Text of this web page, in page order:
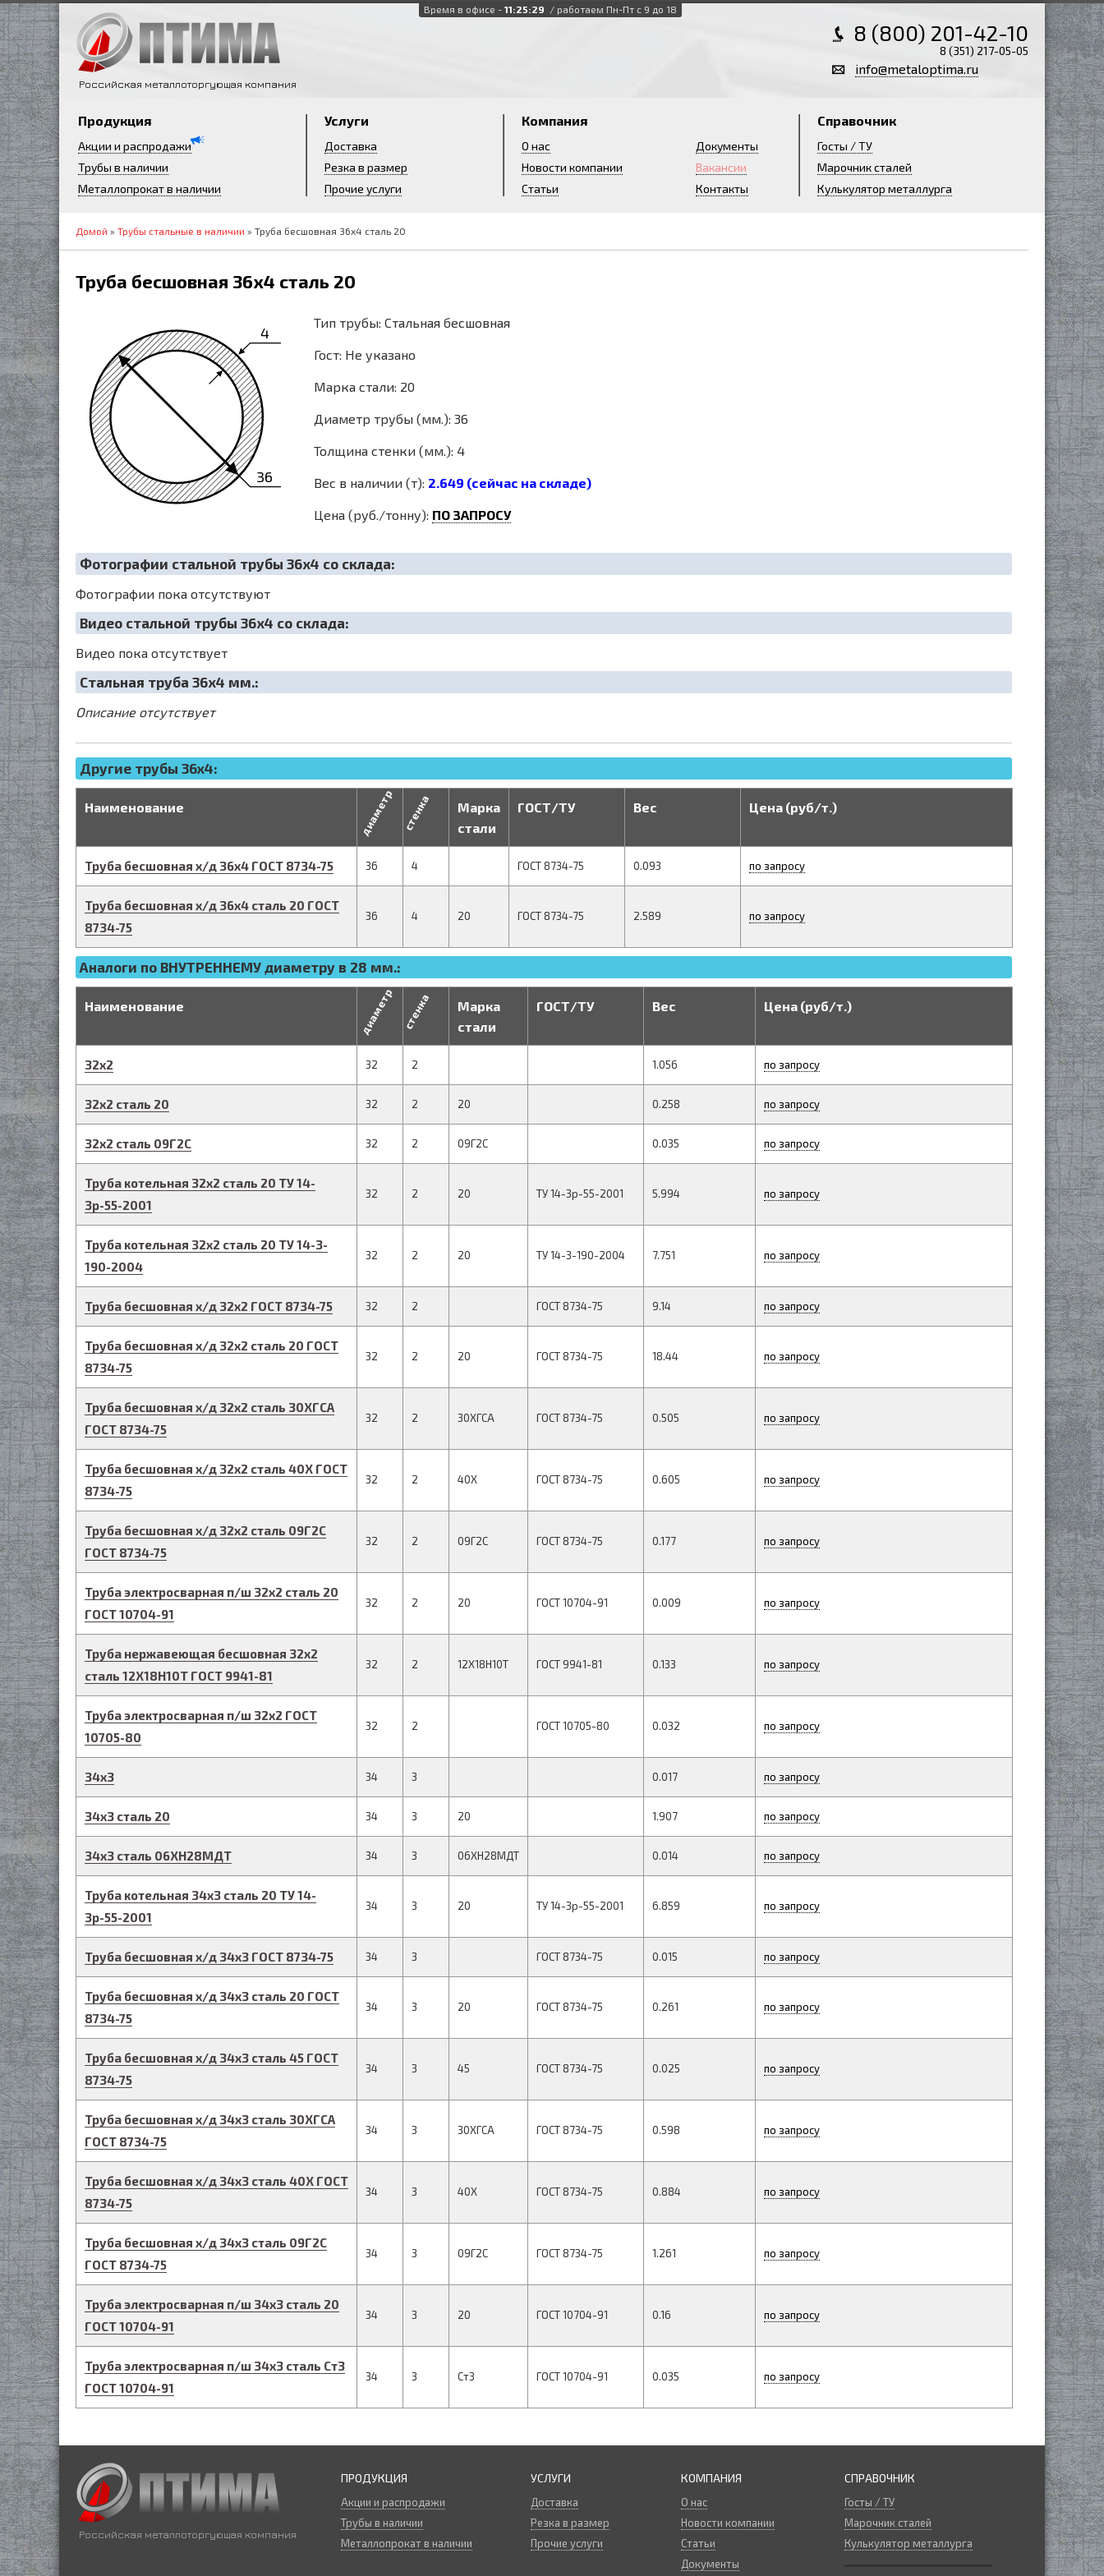
Время в офисе - 11:25:29 / работаем Пн-Пт с 9 до 18
Российская металлоторгующая компания
8 (800) 201-42-10
8 (351) 217-05-05
info@metaloptima.ru
Продукция
Акции и распродажи
Трубы в наличии
Металлопрокат в наличии
Услуги
Доставка
Резка в размер
Прочие услуги
Компания
О нас
Новости компании
Статьи
Документы
Вакансии
Контакты
Справочник
Госты / ТУ
Марочник сталей
Кулькулятор металлурга
Домой » Трубы стальные в наличии » Труба бесшовная 36х4 сталь 20
Труба бесшовная 36х4 сталь 20
36
4
Тип трубы: Стальная бесшовная
Гост: Не указано
Марка стали: 20
Диаметр трубы (мм.): 36
Толщина стенки (мм.): 4
Вес в наличии (т): 2.649 (сейчас на складе)
Цена (руб./тонну): ПО ЗАПРОСУ
Фотографии стальной трубы 36х4 со склада:
Фотографии пока отсутствуют
Видео стальной трубы 36х4 со склада:
Видео пока отсутствует
Cтальная труба 36х4 мм.:
Описание отсутствует
Другие трубы 36x4:
Наименование диаметр стенка
Марка
стали
ГОСТ/ТУ Вес Цена (руб/т.)
Труба бесшовная х/д 36х4 ГОСТ 8734-75 36 4 ГОСТ 8734-75 0.093 по запросу
Труба бесшовная х/д 36х4 сталь 20 ГОСТ
8734-75
36 4 20 ГОСТ 8734-75 2.589 по запросу
Аналоги по ВНУТРЕННЕМУ диаметру в 28 мм.:
Наименование диаметр стенка
Марка
стали
ГОСТ/ТУ Вес Цена (руб/т.)
32х2 32 2 1.056 по запросу
32х2 сталь 20 32 2 20 0.258 по запросу
32х2 сталь 09Г2С 32 2 09Г2С 0.035 по запросу
Труба котельная 32х2 сталь 20 ТУ 14-
3р-55-2001
32 2 20 ТУ 14-3р-55-2001 5.994 по запросу
Труба котельная 32х2 сталь 20 ТУ 14-3-
190-2004
32 2 20 ТУ 14-3-190-2004 7.751 по запросу
Труба бесшовная х/д 32х2 ГОСТ 8734-75 32 2 ГОСТ 8734-75 9.14 по запросу
Труба бесшовная х/д 32х2 сталь 20 ГОСТ
8734-75
32 2 20 ГОСТ 8734-75 18.44 по запросу
Труба бесшовная х/д 32х2 сталь 30ХГСА
ГОСТ 8734-75
32 2 30ХГСА ГОСТ 8734-75 0.505 по запросу
Труба бесшовная х/д 32х2 сталь 40Х ГОСТ
8734-75
32 2 40Х ГОСТ 8734-75 0.605 по запросу
Труба бесшовная х/д 32х2 сталь 09Г2С
ГОСТ 8734-75
32 2 09Г2С ГОСТ 8734-75 0.177 по запросу
Труба электросварная п/ш 32х2 сталь 20
ГОСТ 10704-91
32 2 20 ГОСТ 10704-91 0.009 по запросу
Труба нержавеющая бесшовная 32х2
сталь 12Х18Н10Т ГОСТ 9941-81
32 2 12Х18Н10Т ГОСТ 9941-81 0.133 по запросу
Труба электросварная п/ш 32х2 ГОСТ
10705-80
32 2 ГОСТ 10705-80 0.032 по запросу
34х3 34 3 0.017 по запросу
34х3 сталь 20 34 3 20 1.907 по запросу
34х3 сталь 06ХН28МДТ 34 3 06ХН28МДТ 0.014 по запросу
Труба котельная 34х3 сталь 20 ТУ 14-
3р-55-2001
34 3 20 ТУ 14-3р-55-2001 6.859 по запросу
Труба бесшовная х/д 34х3 ГОСТ 8734-75 34 3 ГОСТ 8734-75 0.015 по запросу
Труба бесшовная х/д 34х3 сталь 20 ГОСТ
8734-75
34 3 20 ГОСТ 8734-75 0.261 по запросу
Труба бесшовная х/д 34х3 сталь 45 ГОСТ
8734-75
34 3 45 ГОСТ 8734-75 0.025 по запросу
Труба бесшовная х/д 34х3 сталь 30ХГСА
ГОСТ 8734-75
34 3 30ХГСА ГОСТ 8734-75 0.598 по запросу
Труба бесшовная х/д 34х3 сталь 40Х ГОСТ
8734-75
34 3 40Х ГОСТ 8734-75 0.884 по запросу
Труба бесшовная х/д 34х3 сталь 09Г2С
ГОСТ 8734-75
34 3 09Г2С ГОСТ 8734-75 1.261 по запросу
Труба электросварная п/ш 34х3 сталь 20
ГОСТ 10704-91
34 3 20 ГОСТ 10704-91 0.16 по запросу
Труба электросварная п/ш 34х3 сталь Ст3
ГОСТ 10704-91
34 3 Ст3 ГОСТ 10704-91 0.035 по запросу
Российская металлоторгующая компания
ПРОДУКЦИЯ
Акции и распродажи
Трубы в наличии
Металлопрокат в наличии
УСЛУГИ
Доставка
Резка в размер
Прочие услуги
КОМПАНИЯ
О нас
Новости компании
Статьи
Документы
СПРАВОЧНИК
Госты / ТУ
Марочник сталей
Кулькулятор металлурга